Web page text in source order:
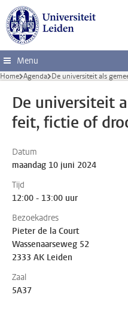
Ga direct naar de inhoud
Menu
Home Agenda De universiteit als
De universiteit
feit, fictie of
Datum
maandag 10 juni 2024
Tijd
12:00 - 13:00 uur
Bezoekadres
Pieter de la Court
Wassenaarseweg 52
2333 AK Leiden
Zaal
5A37